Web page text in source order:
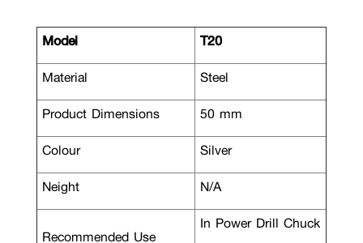
Model
T20
Material
Steel
Product Dimensions
50 mm
Colour
Silver
Neight
N/A
Recommended Use
In Power Drill Chuck